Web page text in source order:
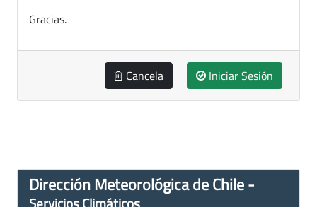
Gracias.
Cancela Iniciar Sesión
Dirección Meteorológica de Chile -
Servicios Climáticos